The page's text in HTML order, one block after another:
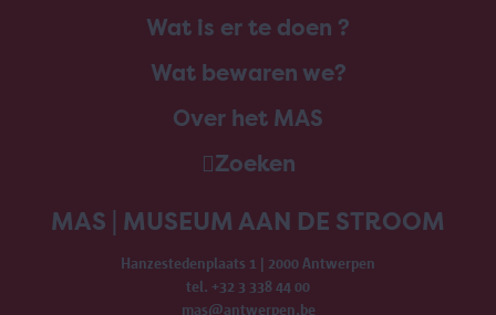
Wat is er te doen ?
Wat bewaren we?
Over het MAS
Zoeken
MAS | MUSEUM AAN DE STROOM
Hanzestedenplaats 1 | 2000 Antwerpen
tel. +32 3 338 44 00
mas@antwerpen.be